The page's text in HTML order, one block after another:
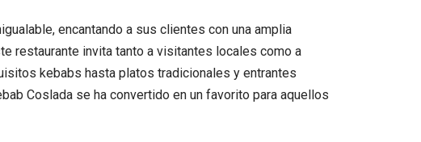
encantando a sus clientes con una amplia
restaurante invita tanto a visitantes locales como a
kebabs hasta platos tradicionales y entrantes
Coslada se ha convertido en un favorito para aquellos